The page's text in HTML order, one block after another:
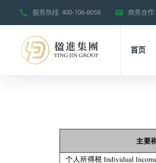
服务热线: 400-106-8058 商务合作:
首页